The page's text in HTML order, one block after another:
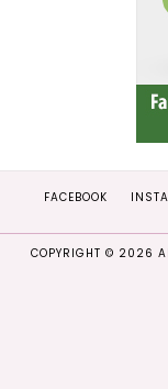
FACEBOOK
COPYRIGHT © 2026